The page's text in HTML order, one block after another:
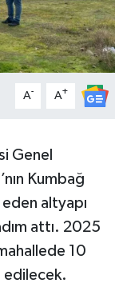
A- A+
Genel
Kumbağ
eden altyapı
attı. 2025
10
edilecek.